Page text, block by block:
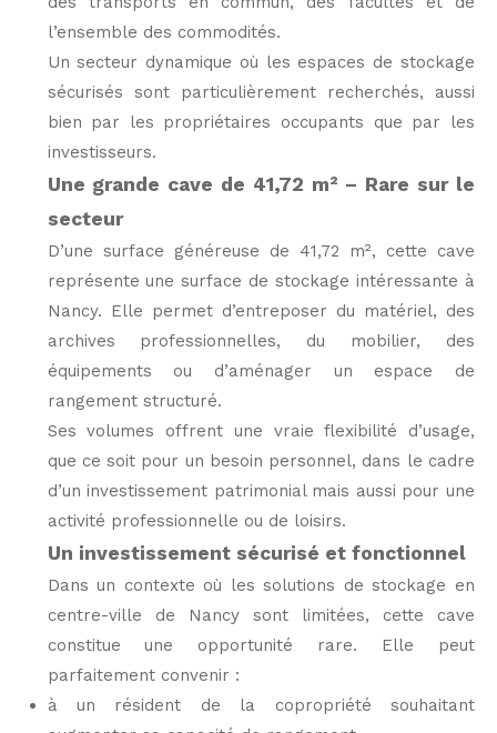
l’ensemble des commodités.
Un secteur dynamique où les espaces de stockage
sécurisés sont particulièrement recherchés, aussi
bien par les propriétaires occupants que par les
investisseurs.
Une grande cave de 41,72 m² – Rare sur le
secteur
D’une surface généreuse de 41,72 m², cette cave
représente une surface de stockage intéressante à
Nancy. Elle permet d’entreposer du matériel, des
archives professionnelles, du mobilier, des
équipements ou d’aménager un espace de
rangement structuré.
Ses volumes offrent une vraie flexibilité d’usage,
que ce soit pour un besoin personnel, dans le cadre
d’un investissement patrimonial mais aussi pour une
activité professionnelle ou de loisirs.
Un investissement sécurisé et fonctionnel
Dans un contexte où les solutions de stockage en
centre-ville de Nancy sont limitées, cette cave
constitue une opportunité rare. Elle peut
parfaitement convenir :
à un résident de la copropriété souhaitant